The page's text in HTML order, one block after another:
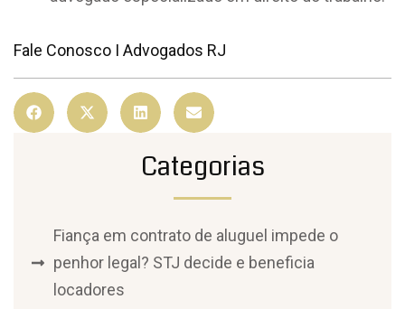
Fale Conosco I Advogados RJ
Categorias
Fiança em contrato de aluguel impede o
penhor legal? STJ decide e beneficia
locadores